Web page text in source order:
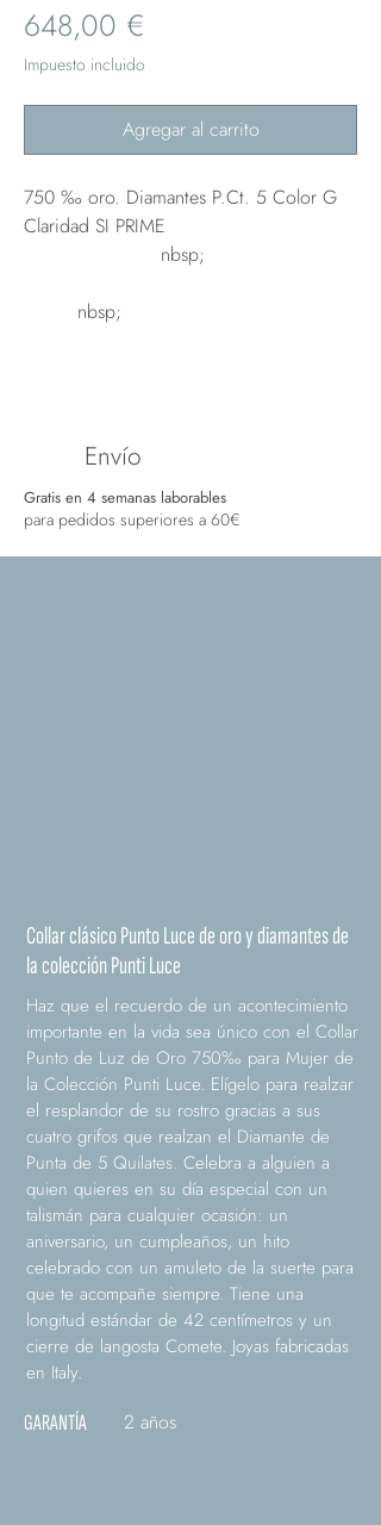
648,00 €
Impuesto incluido
Agregar al carrito
750 ‰ oro. Diamantes P.Ct. 5 Color G
Claridad SI PRIME
nbsp;
nbsp;
Envío
Gratis en 4 semanas laborables
para pedidos superiores a 60€
Collar clásico Punto Luce de oro y diamantes de
la colección Punti Luce
Haz que el recuerdo de un acontecimiento
importante en la vida sea único con el Collar
Punto de Luz de Oro 750‰ para Mujer de
la Colección Punti Luce. Elígelo para realzar
el resplandor de su rostro gracias a sus
cuatro grifos que realzan el Diamante de
Punta de 5 Quilates. Celebra a alguien a
quien quieres en su día especial con un
talismán para cualquier ocasión: un
aniversario, un cumpleaños, un hito
celebrado con un amuleto de la suerte para
que te acompañe siempre. Tiene una
longitud estándar de 42 centímetros y un
cierre de langosta Comete. Joyas fabricadas
en Italy.
GARANTÍA 2 años